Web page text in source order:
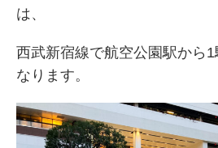
は、
西武新宿線で航空公園駅から1
なります。